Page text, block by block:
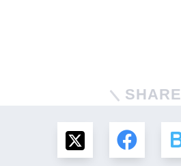
SHARE